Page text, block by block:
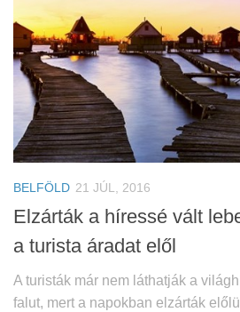
BELFÖLD 21 JÚL, 2016
Elzárták a híressé vált
a turista áradat elől
A turisták már nem láthatják a
falut, mert a napokban elzárták